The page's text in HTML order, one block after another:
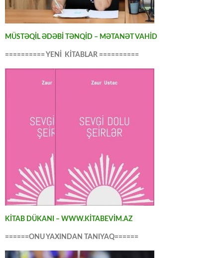
MÜSTƏQİL ƏDƏBİ TƏNQİD – MƏTANƏT VAHİD
========== YENİ KİTABLAR ==========
KİTAB DÜKANI – WWW.KİTABEVİM.AZ
======ONU YAXINDAN TANIYAQ======